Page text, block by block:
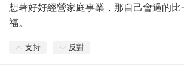
想著好好經營家庭事業，那自己會過的
福。
支持 反對